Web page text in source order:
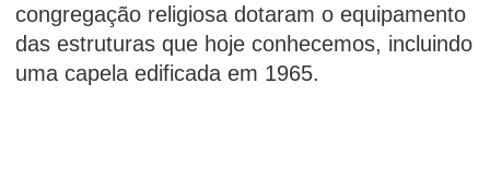
congregação religiosa dotaram o equipamento
das estruturas que hoje conhecemos, incluindo
uma capela edificada em 1965.